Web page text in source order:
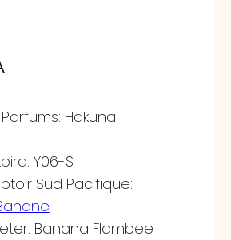
Hakuna
Y06-S
Sud Pacifique:
Banana Flambee